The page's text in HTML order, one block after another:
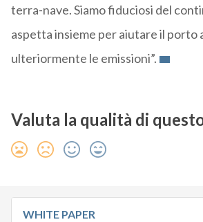
terra-nave. Siamo fiduciosi del
aspetta insieme per aiutare il porto
ulteriormente le emissioni”.
Valuta la qualità di
WHITE PAPER